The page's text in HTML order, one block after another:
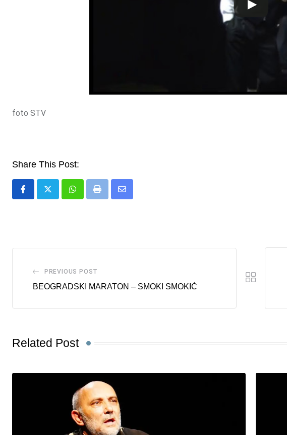
foto STV
Share This Post:
WhatsappPrint
Share
PREVIOUS POST
BEOGRADSKI MARATON – SMOKI SMOKIĆ
Related Post